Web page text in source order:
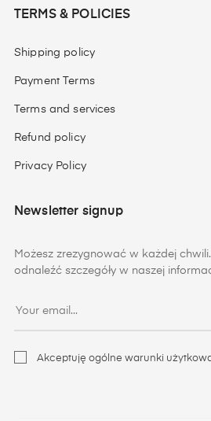
TERMS & POLICIES
Shipping policy
Payment Terms
Terms and services
Refund policy
Privacy Policy
Newsletter signup
Możesz zrezygnować w każdej
odnaleźć szczegóły w naszej
Akceptuję ogólne warunki